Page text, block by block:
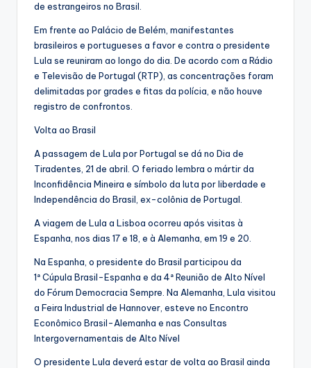
de estrangeiros no Brasil.
Em frente ao Palácio de Belém, manifestantes
brasileiros e portugueses a favor e contra o presidente
Lula se reuniram ao longo do dia. De acordo com a Rádio
e Televisão de Portugal (RTP), as concentrações foram
delimitadas por grades e fitas da polícia, e não houve
registro de confrontos.
Volta ao Brasil
A passagem de Lula por Portugal se dá no Dia de
Tiradentes, 21 de abril. O feriado lembra o mártir da
Inconfidência Mineira e símbolo da luta por liberdade e
Independência do Brasil, ex-colônia de Portugal.
A viagem de Lula a Lisboa ocorreu após visitas à
Espanha, nos dias 17 e 18, e à Alemanha, em 19 e 20.
Na Espanha, o presidente do Brasil participou da
1ª Cúpula Brasil-Espanha e da 4ª Reunião de Alto Nível
do Fórum Democracia Sempre. Na Alemanha, Lula visitou
a Feira Industrial de Hannover, esteve no Encontro
Econômico Brasil-Alemanha e nas Consultas
Intergovernamentais de Alto Nível
O presidente Lula deverá estar de volta ao Brasil ainda